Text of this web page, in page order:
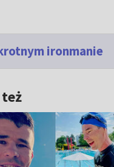
ironmanie